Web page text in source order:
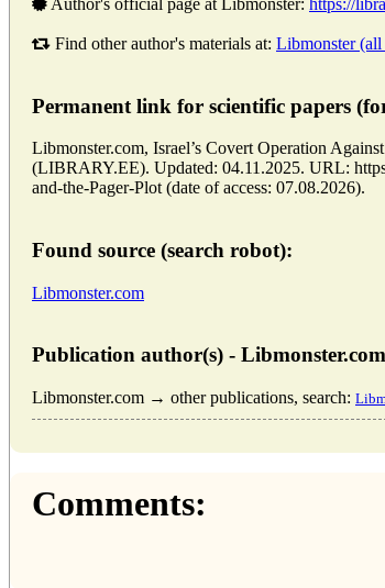
Find other author's materials at: Libmonster
Permanent link for scientific papers
Libmonster.com, Israel’s Covert Operation
(LIBRARY.EE). Updated: 04.11.2025. URL:
and-the-Pager-Plot (date of access: 07.08.2026).
Found source (search robot):
Libmonster.com
Publication author(s) -
Libmonster.com → other publications, search:
Comments: